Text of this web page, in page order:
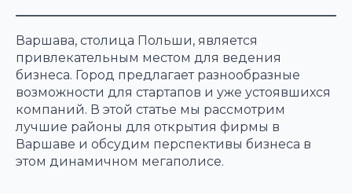
Варшава, столица Польши, является
привлекательным местом для ведения
бизнеса. Город предлагает разнообразные
возможности для стартапов и уже устоявшихся
компаний. В этой статье мы рассмотрим
лучшие районы для открытия фирмы в
Варшаве и обсудим перспективы бизнеса в
этом динамичном мегаполисе.